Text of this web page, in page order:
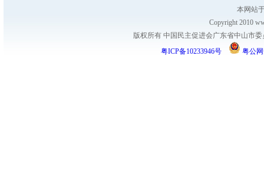
本网站
Copyright 2010
版权所有 中国民主促进会广东省中山市
粤ICP备10233946号
粤公网